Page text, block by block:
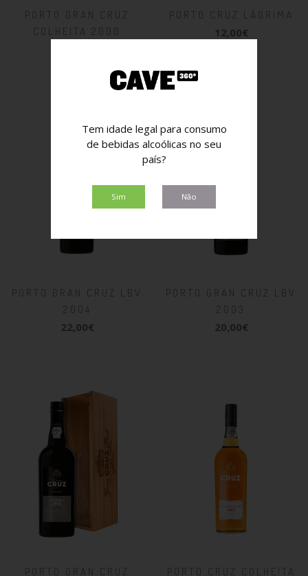
PORTO GRAN CRUZ
COLHEITA 2000
PORTO CRUZ LÁGRIMA
12,00€
PORTO GRAN CRUZ LBV
2004
22,00€
PORTO GRAN CRUZ LBV
20,00€
PORTO GRAN CRUZ
PORTO CRUZ COLHEITA
Tem idade legal para consumo
de bebidas alcoólicas no seu
país?
Sim Não